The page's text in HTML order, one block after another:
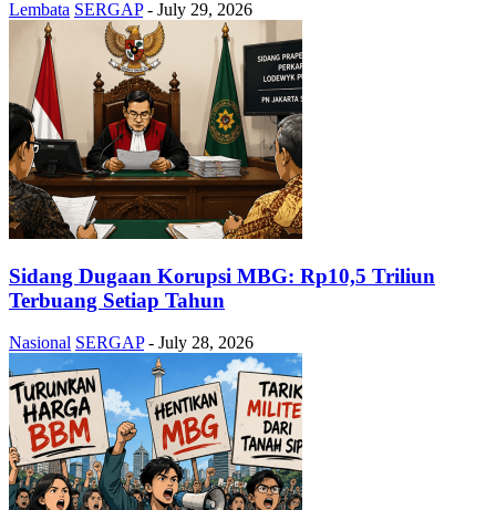
Lembata SERGAP - July 29, 2026
Sidang Dugaan Korupsi MBG: Rp10,5 Triliun
Terbuang Setiap Tahun
Nasional SERGAP - July 28, 2026